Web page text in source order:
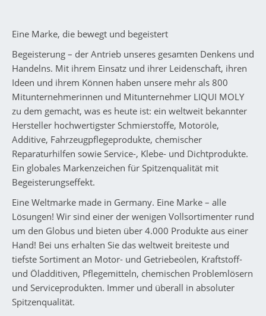
Eine Marke, die bewegt und begeistert
Begeisterung – der Antrieb unseres gesamten Denkens und
Handelns. Mit ihrem Einsatz und ihrer Leidenschaft, ihren
Ideen und ihrem Können haben unsere mehr als 800
Mitunternehmerinnen und Mitunternehmer LIQUI MOLY
zu dem gemacht, was es heute ist: ein weltweit bekannter
Hersteller hochwertigster Schmierstoffe, Motoröle,
Additive, Fahrzeugpflegeprodukte, chemischer
Reparaturhilfen sowie Service-, Klebe- und Dichtprodukte.
Ein globales Markenzeichen für Spitzenqualität mit
Begeisterungseffekt.
Eine Weltmarke made in Germany. Eine Marke – alle
Lösungen! Wir sind einer der wenigen Vollsortimenter rund
um den Globus und bieten über 4.000 Produkte aus einer
Hand! Bei uns erhalten Sie das weltweit breiteste und
tiefste Sortiment an Motor- und Getriebeölen, Kraftstoff-
und Öladditiven, Pflegemitteln, chemischen Problemlösern
und Serviceprodukten. Immer und überall in absoluter
Spitzenqualität.